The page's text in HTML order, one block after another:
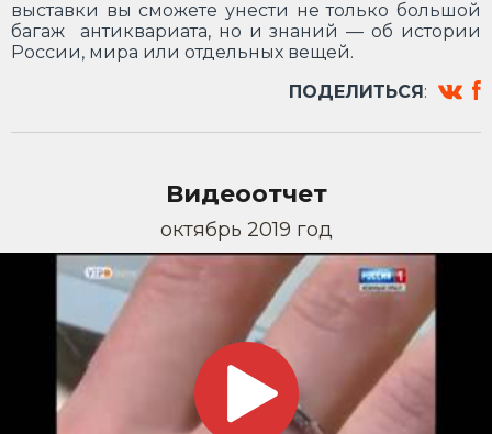
выставки вы сможете унести не только большой
багаж антиквариата, но и знаний — об истории
России, мира или отдельных вещей.
ПОДЕЛИТЬСЯ:
Видеоотчет
октябрь 2019 год